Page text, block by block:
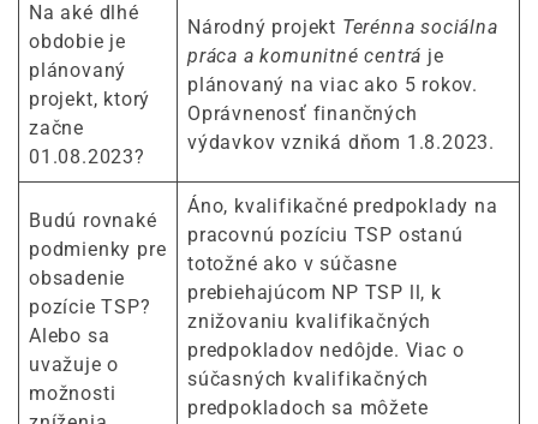
Na aké dlhé
obdobie je
plánovaný
projekt, ktorý
začne
01.08.2023?
Národný projekt Terénna sociálna
práca a komunitné centrá je
plánovaný na viac ako 5 rokov.
Oprávnenosť finančných
výdavkov vzniká dňom 1.8.2023.
Budú rovnaké
podmienky pre
obsadenie
pozície TSP?
Alebo sa
uvažuje o
možnosti
Áno, kvalifikačné predpoklady na
pracovnú pozíciu TSP ostanú
totožné ako v súčasne
prebiehajúcom NP TSP ll, k
znižovaniu kvalifikačných
predpokladov nedôjde. Viac o
súčasných kvalifikačných
predpokladoch sa môžete